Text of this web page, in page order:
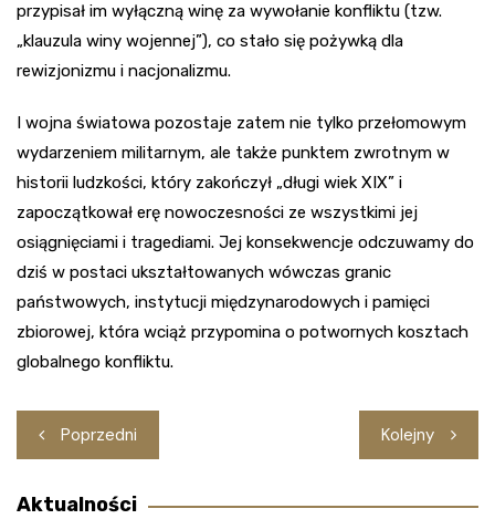
przypisał im wyłączną winę za wywołanie konfliktu (tzw.
„klauzula winy wojennej”), co stało się pożywką dla
rewizjonizmu i nacjonalizmu.
I wojna światowa pozostaje zatem nie tylko przełomowym
wydarzeniem militarnym, ale także punktem zwrotnym w
historii ludzkości, który zakończył „długi wiek XIX” i
zapoczątkował erę nowoczesności ze wszystkimi jej
osiągnięciami i tragediami. Jej konsekwencje odczuwamy do
dziś w postaci ukształtowanych wówczas granic
państwowych, instytucji międzynarodowych i pamięci
zbiorowej, która wciąż przypomina o potwornych kosztach
globalnego konfliktu.
Nawigacja
wpisu
Poprzedni Kolejny
Aktualności